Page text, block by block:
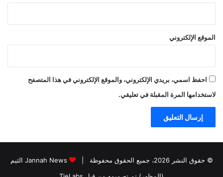
الموقع الإلكتروني
احفظ اسمي، بريدي الإلكتروني، والموقع الإلكتروني في هذا المتصفح
لاستخدامها المرة المقبلة في تعليقي.
© حقوق النشر 2026، جميع الحقوق محفوظة |
Jannah News الثيم